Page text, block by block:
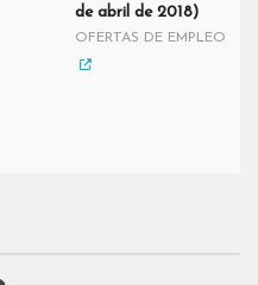
de abril de 2018)
OFERTAS DE EMPLEO